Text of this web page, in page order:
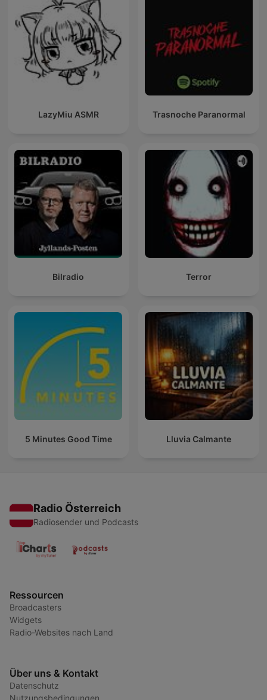
LazyMiu ASMR Trasnoche Paranormal
Bilradio Terror
5 Minutes Good Time Lluvia Calmante
Radio Österreich
Radiosender und Podcasts
Ressourcen
Broadcasters
Widgets
Radio-Websites nach Land
Über uns & Kontakt
Datenschutz